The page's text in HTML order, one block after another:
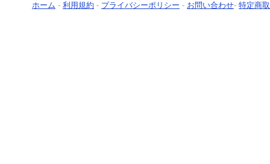
ホーム - 利用規約 - プライバシーポリシー - お問い合わせ- 特定商